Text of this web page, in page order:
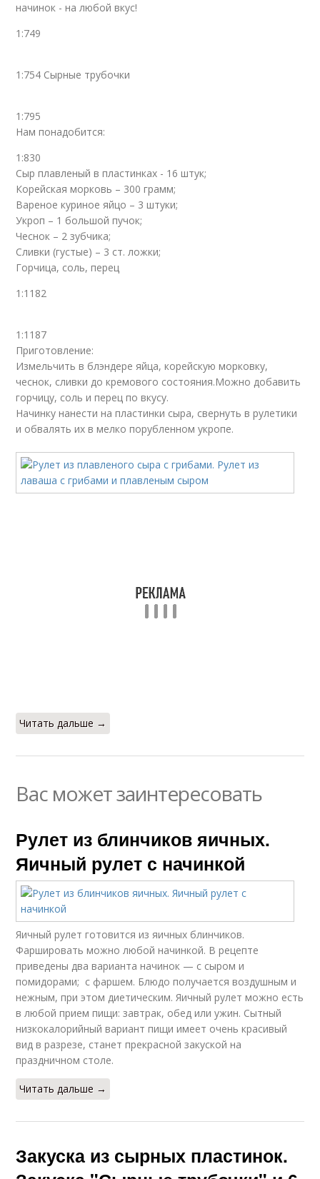
начинок - на любой вкус!
1:749
1:754 Сырные трубочки
1:795
Нам понадобится:
1:830
Сыр плавленый в пластинках - 16 штук;
Корейская морковь – 300 грамм;
Вареное куриное яйцо – 3 штуки;
Укроп – 1 большой пучок;
Чеснок – 2 зубчика;
Сливки (густые) – 3 ст. ложки;
Горчица, соль, перец
1:1182
1:1187
Приготовление:
Измельчить в блэндере яйца, корейскую морковку,
чеснок, сливки до кремового состояния.Можно добавить
горчицу, соль и перец по вкусу.
Начинку нанести на пластинки сыра, свернуть в рулетики
и обвалять их в мелко порубленном укропе.
Читать дальше →
Вас может заинтересовать
Рулет из блинчиков яичных.
Яичный рулет с начинкой
Яичный рулет готовится из яичных блинчиков.
Фаршировать можно любой начинкой. В рецепте
приведены два варианта начинок — с сыром и
помидорами; с фаршем. Блюдо получается воздушным и
нежным, при этом диетическим. Яичный рулет можно есть
в любой прием пищи: завтрак, обед или ужин. Сытный
низкокалорийный вариант пищи имеет очень красивый
вид в разрезе, станет прекрасной закуской на
праздничном столе.
Читать дальше →
Закуска из сырных пластинок.